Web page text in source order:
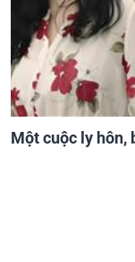
Một cuộc ly hôn,